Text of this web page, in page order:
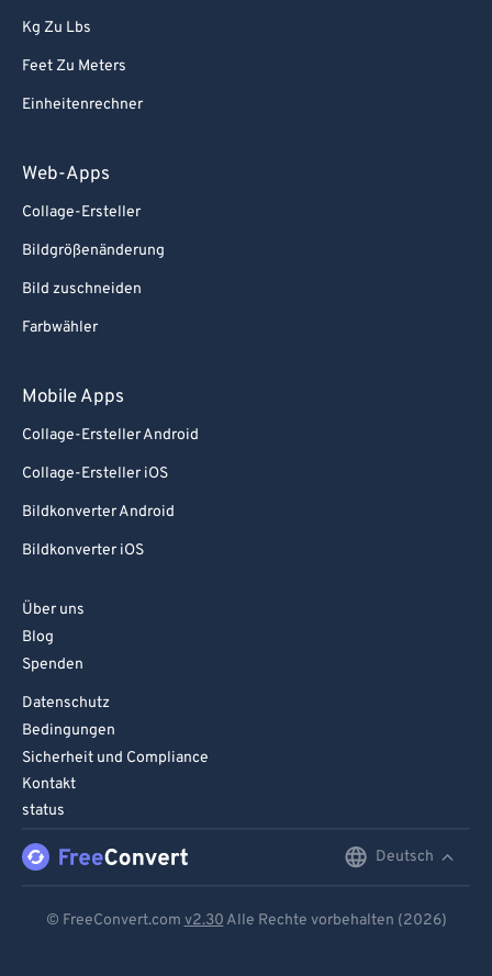
Kg Zu Lbs
Feet Zu Meters
Einheitenrechner
Web-Apps
Collage-Ersteller
Bildgrößenänderung
Bild zuschneiden
Farbwähler
Mobile Apps
Collage-Ersteller Android
Collage-Ersteller iOS
Bildkonverter Android
Bildkonverter iOS
Über uns
Blog
Spenden
Datenschutz
Bedingungen
Sicherheit und Compliance
Kontakt
status
Deutsch
© FreeConvert.com v2.30 Alle Rechte vorbehalten (2026)